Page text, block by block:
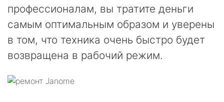
профессионалам, вы тратите деньги
самым оптимальным образом и уверены
в том, что техника очень быстро будет
возвращена в рабочий режим.